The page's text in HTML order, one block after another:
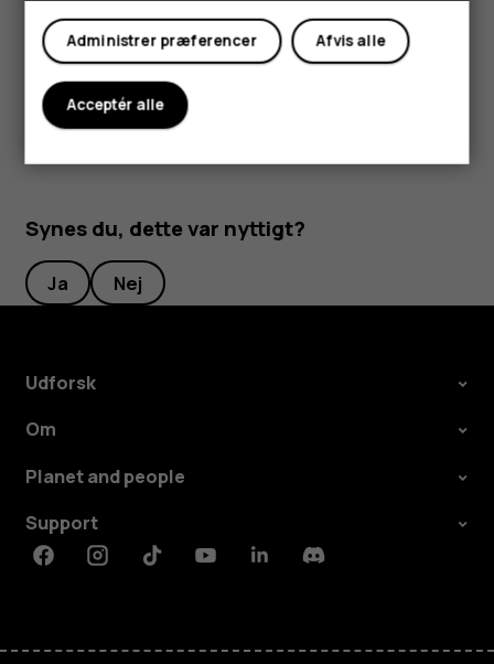
apps, afbryde opladning eller slukke helt, om nødvendigt.
Hvis enheden ikke fungerer korrekt, skal du medbringe den
til den nærmeste autoriserede servicefacilitet.
Synes du, dette var nyttigt?
Ja Nej
Udforsk
Om
Planet and people
Support
FacebookInstagramTiktokYoutubeLinkedinDiscord
Afvis alle
Administrer præferencer
Acceptér alle